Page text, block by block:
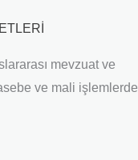
mevzuat ve
ve mali işlemlerde